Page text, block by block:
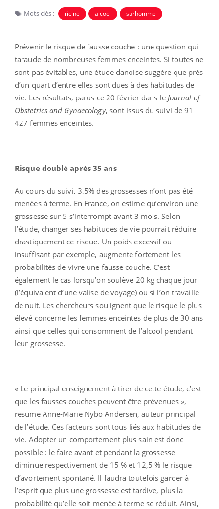
Mots clés : ricine alcool surhomme
Prévenir le risque de fausse couche : une question qui
taraude de nombreuses femmes enceintes. Si toutes ne
sont pas évitables, une étude danoise suggère que près
d’un quart d’entre elles sont dues à des habitudes de
vie. Les résultats, parus ce 20 février dans le Journal of
Obstetrics and Gynaecology, sont issus du suivi de 91
427 femmes enceintes.
Risque doublé après 35 ans
Au cours du suivi, 3,5% des grossesses n’ont pas été
menées à terme. En France, on estime qu’environ une
grossesse sur 5 s’interrompt avant 3 mois. Selon
l’étude, changer ses habitudes de vie pourrait réduire
drastiquement ce risque. Un poids excessif ou
insuffisant par exemple, augmente fortement les
probabilités de vivre une fausse couche. C’est
également le cas lorsqu’on soulève 20 kg chaque jour
(l’équivalent d’une valise de voyage) ou si l’on travaille
de nuit. Les chercheurs soulignent que le risque le plus
élevé concerne les femmes enceintes de plus de 30 ans
ainsi que celles qui consomment de l’alcool pendant
leur grossesse.
« Le principal enseignement à tirer de cette étude, c’est
que les fausses couches peuvent être prévenues »,
résume Anne-Marie Nybo Andersen, auteur principal
de l’étude. Ces facteurs sont tous liés aux habitudes de
vie. Adopter un comportement plus sain est donc
possible : le faire avant et pendant la grossesse
diminue respectivement de 15 % et 12,5 % le risque
d’avortement spontané. Il faudra toutefois garder à
l’esprit que plus une grossesse est tardive, plus la
probabilité qu’elle soit menée à terme se réduit. Ainsi,